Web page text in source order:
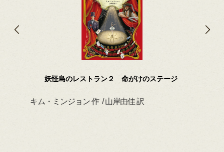
妖怪島のレストラン２ 命がけのステージ
キム・ミンジョン 作 / 山岸由佳 訳